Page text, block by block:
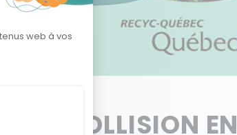
– COLLISION EN